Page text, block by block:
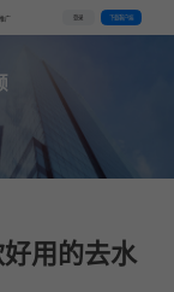
广 登录 下载客户端
用的去水